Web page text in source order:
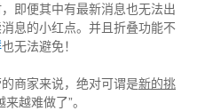
即便其中有最新消息也无法出
息的小红点。并且折叠功能不
也无法避免！
商家来说，绝对可谓是新的挑
越难做了”。